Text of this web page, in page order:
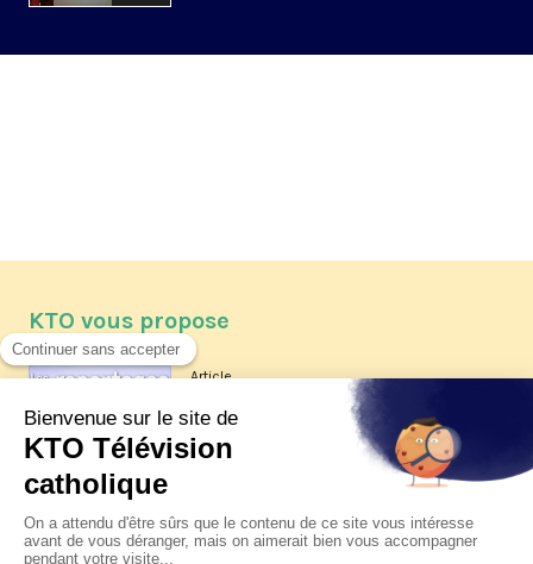
KTO vous propose
Article
Les reportages d'été 2026 de KTO
La visite pastorale du pape Léon
XIV à Assise à suivre sur KTO le
jeudi 6 août